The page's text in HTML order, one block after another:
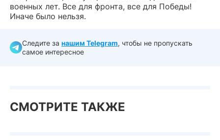
военных лет. Все для фронта, все для Победы!
Иначе было нельзя.
Следите за нашим Telegram, чтобы не пропускать
самое интересное
СМОТРИТЕ ТАКЖЕ